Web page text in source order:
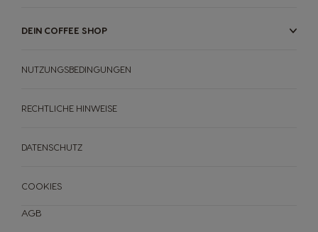
DEIN COFFEE SHOP
NUTZUNGSBEDINGUNGEN
RECHTLICHE HINWEISE
DATENSCHUTZ
COOKIES
AGB